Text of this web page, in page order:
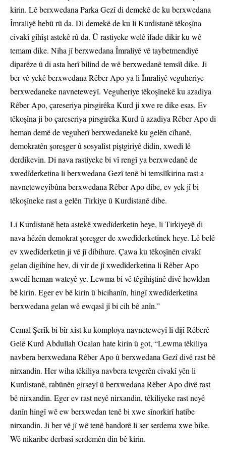
kirin. Lê berxwedana Parka Gezî di demekê de ku berxwedana
Îmraliyê hebû rû da. Di demekê de ku li Kurdistanê têkoşîna
civakî gihîşt astekê rû da. Û rastiyeke welê îfade dikir ku wê
temam dike. Niha jî berxwedana Îmraliyê vê taybetmendiyê
diparêze û di asta herî bilind de wê berxwedanê temsîl dike. Ji
ber vê yekê berxwedana Rêber Apo ya li Îmraliyê veguheriye
berxwedaneke navneteweyî. Veguheriye têkoşînekê ku azadiya
Rêber Apo, çareseriya pirsgirêka Kurd ji xwe re dike esas. Ev
têkoşîna ji bo çareseriya pirsgirêka Kurd û azadiya Rêber Apo di
heman demê de veguherî berxwedanekê ku gelên cîhanê,
demokratên şoreşger û sosyalîst piştgiriyê didin, xwedî lê
derdikevin. Di nava rastiyeke bi vî rengî ya berxwedanê de
xwedîderketina li berxwedana Gezî tenê bi temsîlkirina rast a
navneteweyîbûna berxwedana Rêber Apo dibe, ev yek jî bi
têkoşîneke rast a gelên Tirkiye û Kurdistanê dibe.
Li Kurdistanê heta astekê xwedîderketin heye, li Tirkiyeyê di
nava hêzên demokrat şoreşger de xwedîderketinek heye. Lê belê
ev xwedîderketin ji vê jî dibihure. Çawa ku têkoşînên civakî
gelan digihîne hev, di vir de jî xwedîderketina li Rêber Apo
xwedî heman wateyê ye. Lewma bi vê têgihiştinê divê hewldan
bê kirin. Eger ev bê kirin û bicihanîn, hingî xwedîderketina
berxwedana gelan wê ewqasî jî bi cih bê anîn.”
Cemal Şerîk bi bîr xist ku komploya navneteweyî li dijî Rêberê
Gelê Kurd Abdullah Ocalan hate kirin û got, “Lewma têkiliya
navbera berxwedana Rêber Apo û berxwedana Gezî divê rast bê
nirxandin. Her wiha têkiliya navbera tevgerên civakî yên li
Kurdistanê, rabûnên girseyî û berxwedana Rêber Apo divê rast
bê nirxandin. Eger ev rast neyê nirxandin, têkiliyeke rast neyê
danîn hingî wê ew berxwedan tenê bi xwe sînorkirî hatibe
nirxandin. Ji ber vê jî wê tenê bandorê li ser serdema xwe bike.
Wê nikaribe derbasî serdemên din bê kirin.